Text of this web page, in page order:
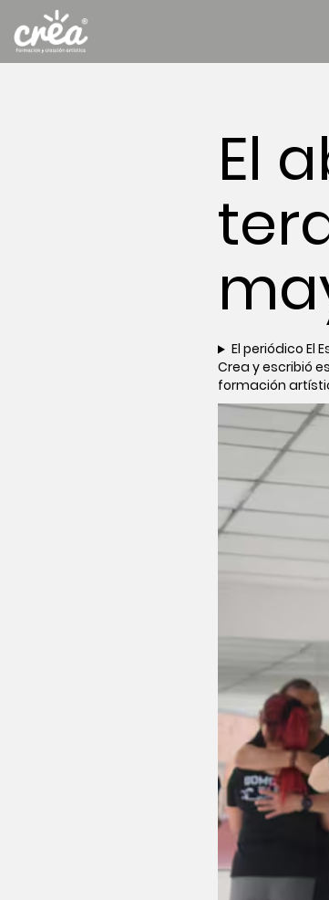
El
El periódico El
Crea y escribió
formación